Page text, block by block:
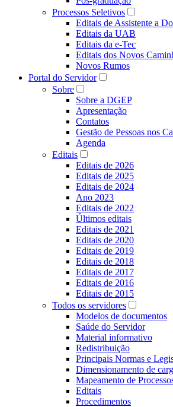
Processos Seletivos
Editais de Assistente a
Editais da UAB
Editais da e-Tec
Editais dos Novos
Novos Rumos
Portal do Servidor
Sobre
Sobre a DGEP
Apresentação
Contatos
Gestão de Pessoas nos
Agenda
Editais
Editais de 2026
Editais de 2025
Editais de 2024
Ano 2023
Editais de 2022
Últimos editais
Editais de 2021
Editais de 2020
Editais de 2019
Editais de 2018
Editais de 2017
Editais de 2016
Editais de 2015
Todos os servidores
Modelos de documentos
Saúde do Servidor
Material informativo
Redistribuição
Principais Normas e
Dimensionamento de
Mapeamento de
Editais
Procedimentos